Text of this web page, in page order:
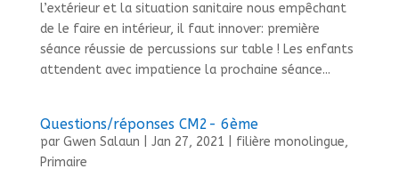
l’extérieur et la situation sanitaire nous empêchant
de le faire en intérieur, il faut innover: première
séance réussie de percussions sur table ! Les enfants
attendent avec impatience la prochaine séance...
Questions/réponses CM2- 6ème
par Gwen Salaun Jan 27, 2021 filière monolingue,
Primaire